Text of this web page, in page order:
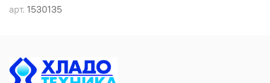
арт. 1530135